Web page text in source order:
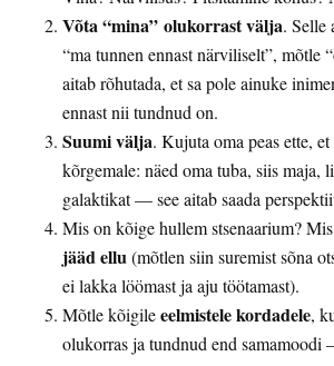
Võta “mina” olukorrast välja. Selle
“ma tunnen ennast närviliselt”, mõtle
aitab rõhutada, et sa pole ainuke
ennast nii tundnud on.
Suumi välja. Kujuta oma peas ette,
kõrgemale: näed oma tuba, siis maja,
galaktikat — see aitab saada
Mis on kõige hullem stsenaarium?
jääd ellu(mõtlen siin suremist sõna
ei lakka löömast ja aju töötamast).
Mõtle kõigileeelmistele kordadele,
olukorras ja tundnud end samamoodi